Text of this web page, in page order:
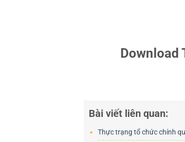
Download
Bài viết liên quan:
Thực trạng tổ chức chính